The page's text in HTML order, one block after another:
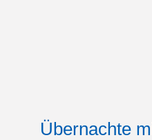
Übernachte